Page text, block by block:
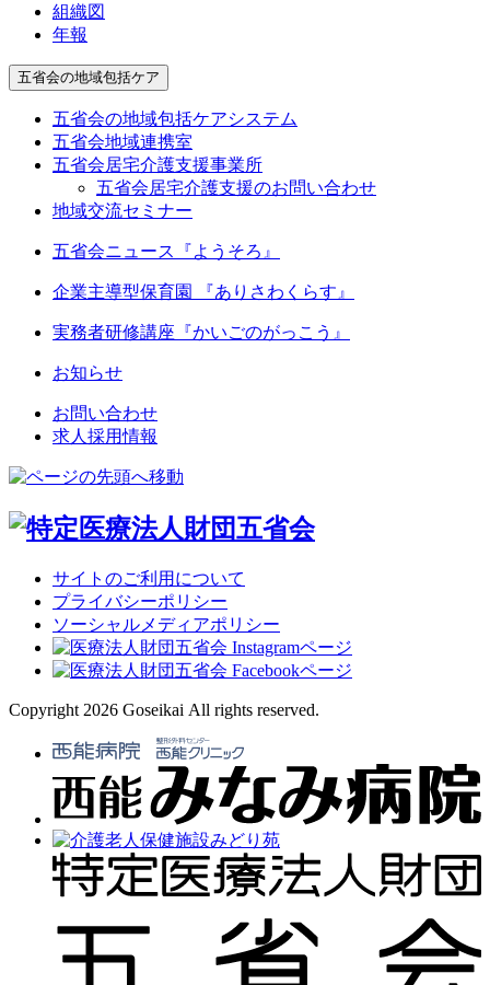
組織図
年報
五省会の地域包括ケア
五省会の地域包括ケアシステム
五省会地域連携室
五省会居宅介護支援事業所
五省会居宅介護支援のお問い合わせ
地域交流セミナー
五省会ニュース『ようそろ』
企業主導型保育園 『ありさわくらす』
実務者研修講座 『かいごのがっこう』
お知らせ
お問い合わせ
求人採用情報
サイトのご利用について
プライバシーポリシー
ソーシャルメディアポリシー
Copyright 2026 Goseikai All rights reserved.